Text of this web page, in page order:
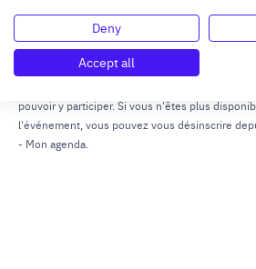
L’inscription estGRATUITE et
Si vous voyez cette session
invitons à vous inscrire à la
pouvoir y participer. Si vous n'êtes plus
l'événement, vous pouvez vous désinscrire
- Mon agenda.
Deny
Accept all